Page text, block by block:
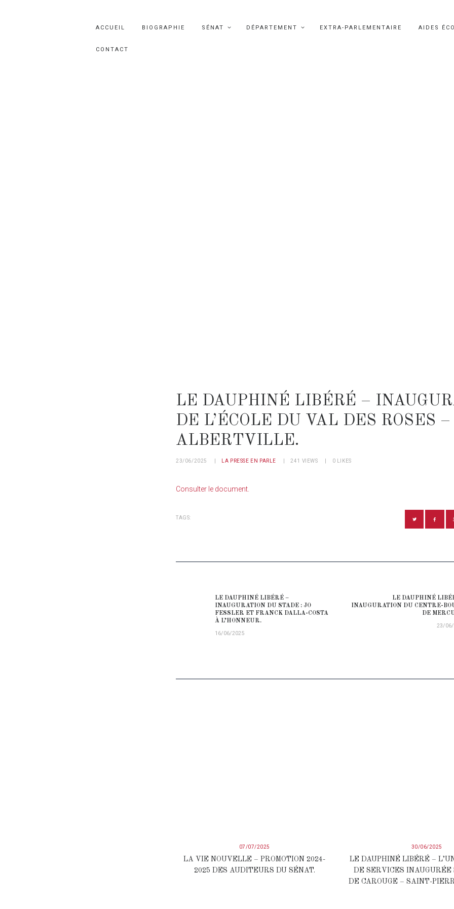
ACCUEIL BIOGRAPHIE SÉNAT DÉPARTEMENT EXTRA-PARLEMENTAIRE AIDES
CONTACT
LE DAUPHINÉ LIBÉRÉ –
DE L’ÉCOLE DU VAL DES ROSES –
ALBERTVILLE.
23/06/2025 LA PRESSE EN PARLE 241 VIEWS 0 LIKES
Consulter le document.
TAGS:
Previous post:
LE DAUPHINÉ LIBÉRÉ –
INAUGURATION DU STADE : JO
FESSLER ET FRANCK DALLA-COSTA
À L’HONNEUR.
16/06/2025
LE DAUPHINÉ
INAUGURATION DU CENTRE-
DE
23/
07/07/2025
LA VIE NOUVELLE – PROMOTION 2024-
2025 DES AUDITEURS DU SÉNAT.
30/06/2025
LE DAUPHINÉ LIBÉRÉ –
DE SERVICES INAUGURÉE
DE CAROUGE – SAINT-